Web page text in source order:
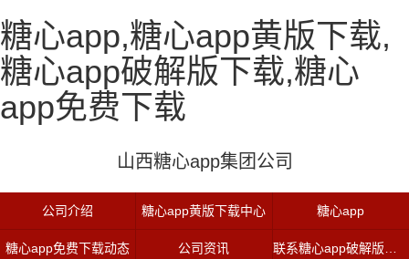
糖心app,糖心app黄版下载,
糖心app破解版下载,糖心
app免费下载
山西糖心app集团公司
公司介绍 糖心app黄版下载中心 糖心app
糖心app免费下载动态 公司资讯